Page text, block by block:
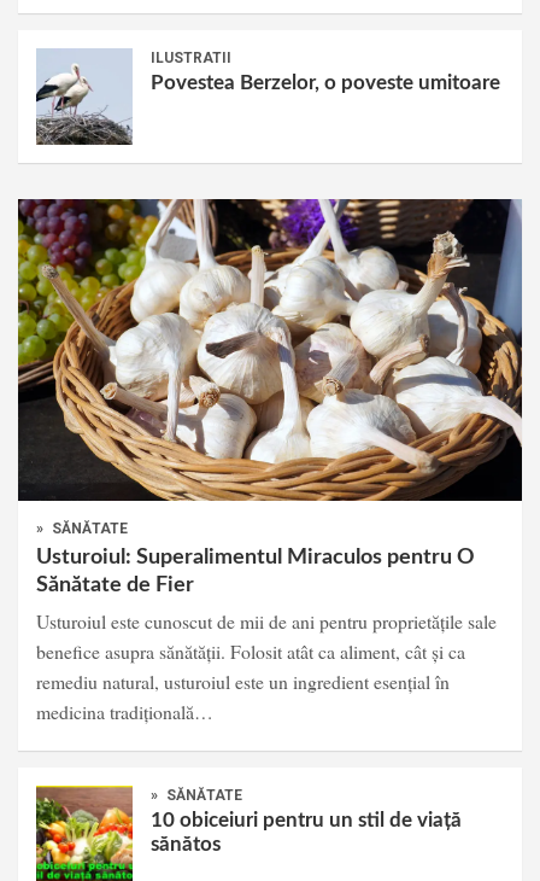
ILUSTRATII
Povestea Berzelor, o poveste umitoare
» SĂNĂTATE
Usturoiul: Superalimentul Miraculos pentru O
Sănătate de Fier
Usturoiul este cunoscut de mii de ani pentru proprietățile sale
benefice asupra sănătății. Folosit atât ca aliment, cât și ca
remediu natural, usturoiul este un ingredient esențial în
medicina tradițională…
» SĂNĂTATE
10 obiceiuri pentru un stil de viață
sănătos